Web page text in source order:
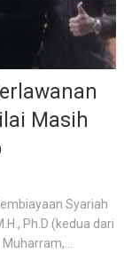
Masih
Syariah
Ph.D (kedua dari